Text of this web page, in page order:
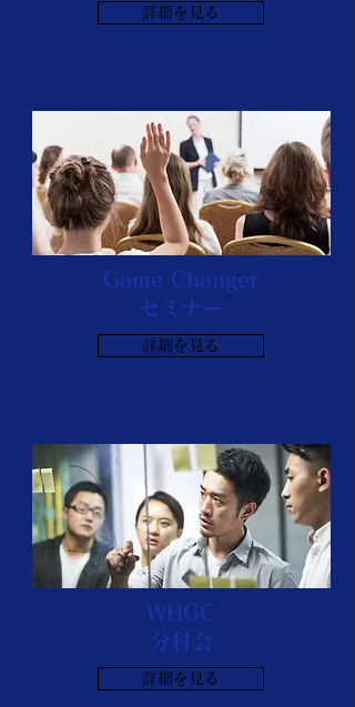
詳細を見る
Game Changer
セミナー
詳細を見る
WHGC
分科会
詳細を見る